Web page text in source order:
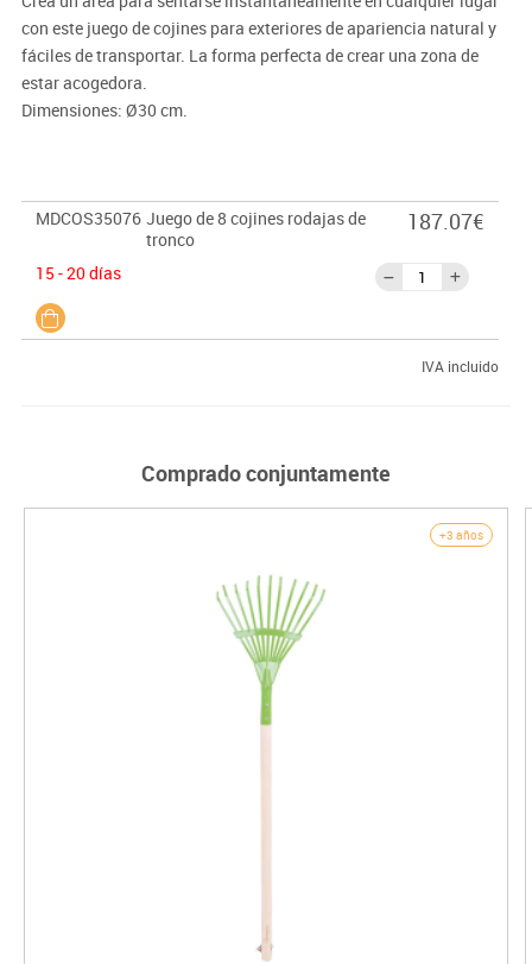
con este juego de cojines para exteriores de apariencia natural y
fáciles de transportar. La forma perfecta de crear una zona de
estar acogedora.
Dimensiones: Ø30 cm.
MDCOS35076 Juego de 8 cojines rodajas de
tronco
15 - 20 días
187.07€
IVA incluido
Comprado conjuntamente
+3 años